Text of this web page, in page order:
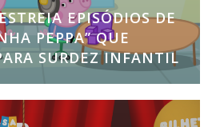
EPISÓDIOS DE
PEPPA” QUE
SURDEZ INFANTIL
com a National Deaf
Canal Panda associa-se à
a temática da surdez com a